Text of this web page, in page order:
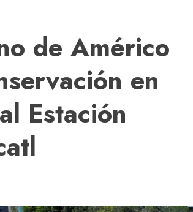
de Américo
en
Estación